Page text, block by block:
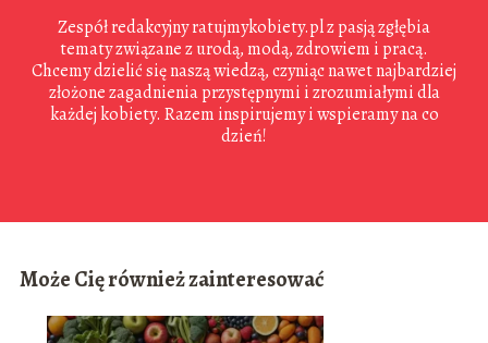
Zespół redakcyjny ratujmykobiety.pl z pasją zgłębia
tematy związane z urodą, modą, zdrowiem i pracą.
Chcemy dzielić się naszą wiedzą, czyniąc nawet najbardziej
złożone zagadnienia przystępnymi i zrozumiałymi dla
każdej kobiety. Razem inspirujemy i wspieramy na co
dzień!
Może Cię również zainteresować